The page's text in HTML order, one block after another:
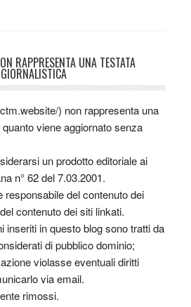
RAPPRESENTA UNA TESTATA
GIORNALISTICA
) non rappresenta una
viene aggiornato senza
un prodotto editoriale ai
n° 62 del 7.03.2001.
responsabile del contenuto dei
contenuto dei siti linkati.
inseriti in questo blog sono tratti da
di pubblico dominio;
violasse eventuali diritti
via email.
rimossi.